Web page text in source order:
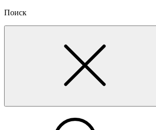
Поиск